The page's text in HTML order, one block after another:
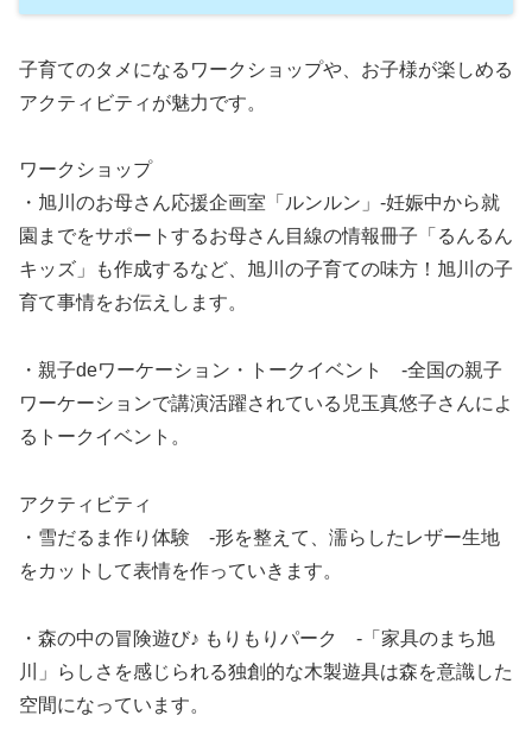
子育てのタメになるワークショップや、お子様が楽しめる
アクティビティが魅力です。
ワークショップ
・旭川のお母さん応援企画室「ルンルン」‐妊娠中から就
園までをサポートするお母さん目線の情報冊子「るんるん
キッズ」も作成するなど、旭川の子育ての味方！旭川の子
育て事情をお伝えします。
・親子deワーケーション・トークイベント ‐全国の親子
ワーケーションで講演活躍されている児玉真悠子さんによ
るトークイベント。
アクティビティ
・雪だるま作り体験 ‐形を整えて、濡らしたレザー生地
をカットして表情を作っていきます。
・森の中の冒険遊び♪ もりもりパーク ‐「家具のまち旭
川」らしさを感じられる独創的な木製遊具は森を意識した
空間になっています。